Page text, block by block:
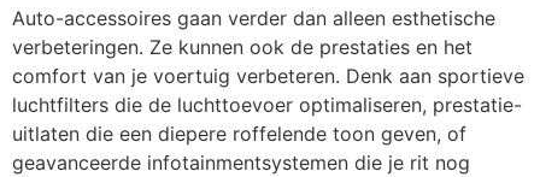
Auto-accessoires gaan verder dan alleen esthetische
verbeteringen. Ze kunnen ook de prestaties en het
comfort van je voertuig verbeteren. Denk aan sportieve
luchtfilters die de luchttoevoer optimaliseren, prestatie-
uitlaten die een diepere roffelende toon geven, of
geavanceerde infotainmentsystemen die je rit nog